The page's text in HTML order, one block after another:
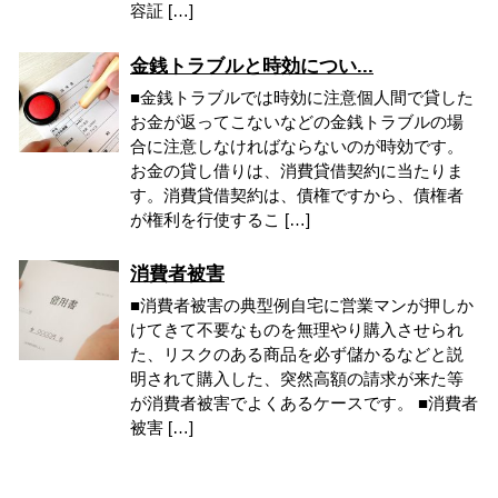
容証 […]
金銭トラブルと時効につい...
■金銭トラブルでは時効に注意個人間で貸した
お金が返ってこないなどの金銭トラブルの場
合に注意しなければならないのが時効です。
お金の貸し借りは、消費貸借契約に当たりま
す。消費貸借契約は、債権ですから、債権者
が権利を行使するこ […]
消費者被害
■消費者被害の典型例自宅に営業マンが押しか
けてきて不要なものを無理やり購入させられ
た、リスクのある商品を必ず儲かるなどと説
明されて購入した、突然高額の請求が来た等
が消費者被害でよくあるケースです。 ■消費者
被害 […]